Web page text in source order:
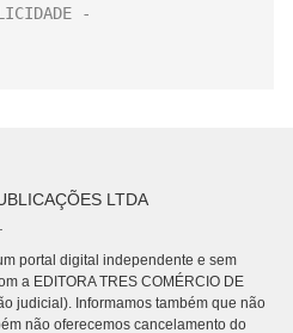
LTDA
portal digital independente e sem
a EDITORA TRES COMÉRCIO DE
judicial). Informamos também que não
não oferecemos cancelamento do